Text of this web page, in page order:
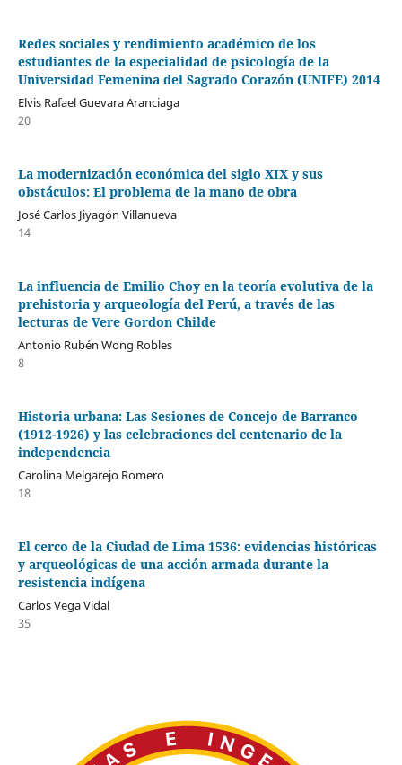
Redes sociales y rendimiento académico de los
estudiantes de la especialidad de psicología de la
Universidad Femenina del Sagrado Corazón (UNIFE) 2014
Elvis Rafael Guevara Aranciaga
20
La modernización económica del siglo XIX y sus
obstáculos: El problema de la mano de obra
José Carlos Jiyagón Villanueva
14
La influencia de Emilio Choy en la teoría evolutiva de la
prehistoria y arqueología del Perú, a través de las
lecturas de Vere Gordon Childe
Antonio Rubén Wong Robles
8
Historia urbana: Las Sesiones de Concejo de Barranco
(1912-1926) y las celebraciones del centenario de la
independencia
Carolina Melgarejo Romero
18
El cerco de la Ciudad de Lima 1536: evidencias históricas
y arqueológicas de una acción armada durante la
resistencia indígena
Carlos Vega Vidal
35